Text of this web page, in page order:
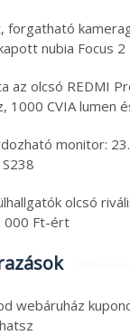
forgatható
nubia Focus 2
az olcsó REDMI
CVIA lumen
monitor:
olcsó
000 Ft-ért
webáruház